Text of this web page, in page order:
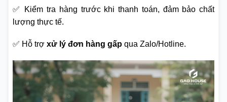
✅ Kiểm tra hàng trước khi thanh toán, đảm bảo chất
lượng thực tế.
✅ Hỗ trợ xử lý đơn hàng gấp qua Zalo/Hotline.